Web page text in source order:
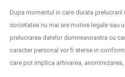
Dupa momentul in care durata
societatea nu mai are motive legale sau
prelucrarea datelor dumneavoastra cu
caracter personal vor fi sterse in
care pot implica arhivarea,